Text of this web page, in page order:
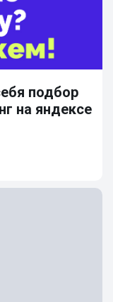
подбор
на яндексе